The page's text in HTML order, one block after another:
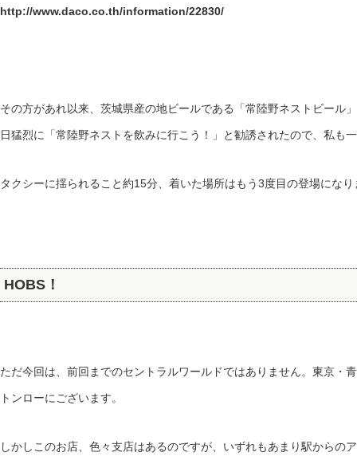
http://www.daco.co.th/information/22830/
その方があれ以来、茨城県産の地ビールである「常陸野ネストビール
日猛烈に「常陸野ネストを飲みに行こう！」と勧誘されたので、私も
タクシーに揺られること約15分、着いた場所はもう3度目の登場になり
HOBS！
ただ今回は、前回までのセントラルワールドではありません。東京・
トンローにございます。
しかしこのお店、色々支店はあるのですが、いずれもあまり駅からの